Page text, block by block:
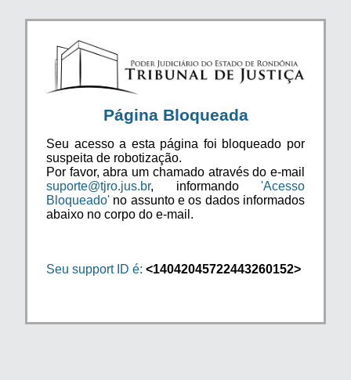
Página Bloqueada
Seu acesso a esta página foi bloqueado por
suspeita de robotização.
Por favor, abra um chamado através do e-mail
suporte@tjro.jus.br, informando 'Acesso
Bloqueado' no assunto e os dados informados
abaixo no corpo do e-mail.
Seu support ID é: <14042045722443260152>